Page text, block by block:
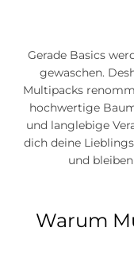
Gerade Basics
gewaschen.
Multipacks
hochwertige
und langlebige
dich deine
und
Warum